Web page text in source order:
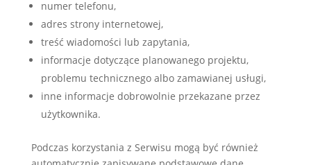
numer telefonu,
adres strony internetowej,
treść wiadomości lub zapytania,
informacje dotyczące planowanego projektu,
problemu technicznego albo zamawianej usługi,
inne informacje dobrowolnie przekazane przez
użytkownika.
Podczas korzystania z Serwisu mogą być również